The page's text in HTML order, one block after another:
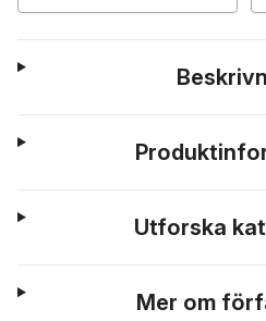
Utforska
Mer om